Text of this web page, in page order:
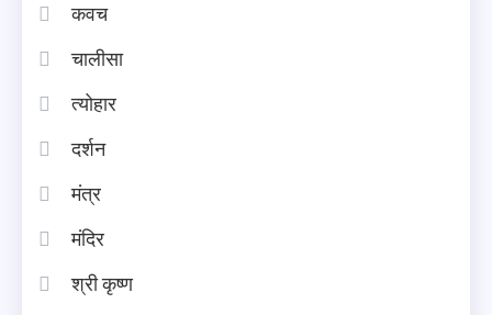
कवच
चालीसा
त्योहार
दर्शन
मंत्र
मंदिर
श्री कृष्ण